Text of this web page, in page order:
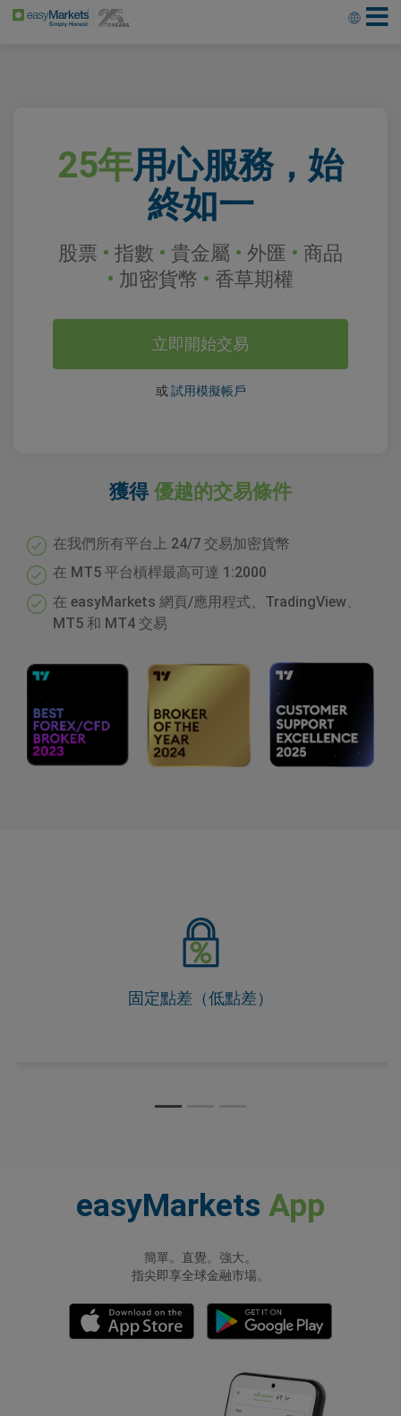
25年用心服務，始
終如一
股票 • 指數 • 貴金屬 • 外匯 • 商品
• 加密貨幣 • 香草期權
立即開始交易
或試用模擬帳戶
獲得 優越的交易條件
在我們所有平台上 24/7 交易加密貨幣
在 MT5 平台槓桿最高可達 1:2000
在 easyMarkets 網頁/應用程式、TradingView、
MT5 和 MT4 交易
固定點差（低點差）
作為我們的「價格透明承諾」的一部分，我們的點差在交
易時段內不會變動，因此您能預先掌握成本。
easyMarkets App
簡單。直覺。強大。
指尖即享全球金融市場。